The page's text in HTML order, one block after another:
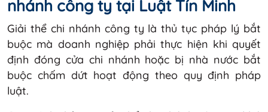
nhánh công ty tại Luật Tín Minh
Giải thể chi nhánh công ty là thủ tục pháp lý bắt
buộc mà doanh nghiệp phải thực hiện khi quyết
định đóng cửa chi nhánh hoặc bị nhà nước bắt
buộc chấm dứt hoạt động theo quy định pháp
luật.